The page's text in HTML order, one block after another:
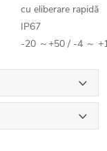
cu eliberare rapidă
IP67
-20 ～+50 / -4 ～